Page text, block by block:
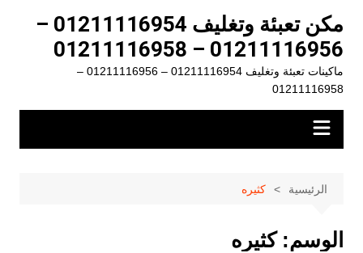
المحتوى
مكن تعبئة وتغليف 01211116954 –
01211116956 – 01211116958
ماكينات تعبئة وتغليف 01211116954 – 01211116956 –
01211116958
الرئيسية كثيره
الوسم:كثيره